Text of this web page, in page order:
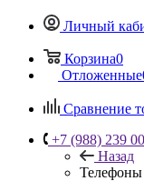
Личный
Корзина0
Отложенные
Сравнение
+7 (988) 239
Назад
Телефоны